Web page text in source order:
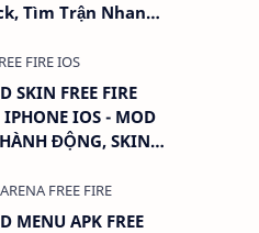
Tìm Trận Nhanh,
SKIN FREE FIRE
IPHONE IOS - MOD
ĐỘNG, SKIN
MENU APK FREE